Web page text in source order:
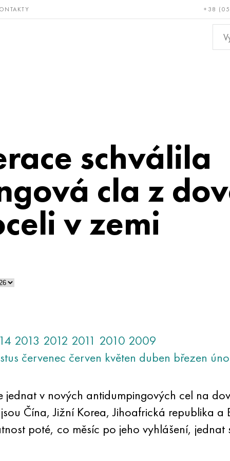
+38
a Bronz, měď,
schválila
cla z
v zemi
2013 2012 2011 2010 2009
červenec červen květen duben březen
jednat v nových antidumpingových cel na
Čína, Jižní Korea, Jihoafrická republika a
poté, co měsíc po jeho vyhlášení, jednat